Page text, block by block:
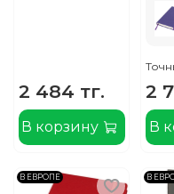
2 484 тг.
В корзину
2
В
В ЕВРОПЕ В